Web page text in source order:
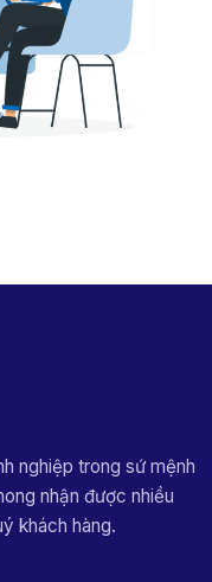
nghiệp trong sứ mệnh
nhận được nhiều
khách hàng.